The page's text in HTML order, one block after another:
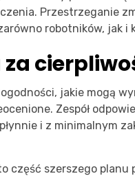
Przestrzeganie
robotników, jak i
jakie mogą
Zespół
i z minimalnym
część szerszego